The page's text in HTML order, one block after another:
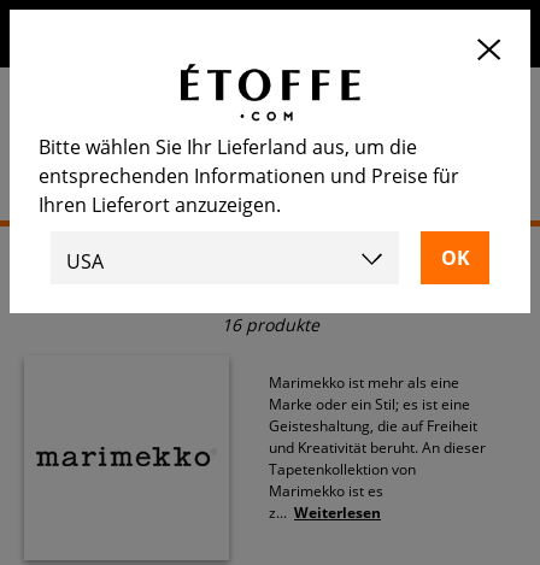
16 produkte
Marimekko ist mehr als eine
Marke oder ein Stil; es ist eine
Geisteshaltung, die auf Freiheit
und Kreativität beruht. An dieser
Tapetenkollektion von
Marimekko ist es
z... Weiterlesen
Bitte wählen Sie Ihr Lieferland aus, um die
entsprechenden Informationen und Preise für
Ihren Lieferort anzuzeigen.